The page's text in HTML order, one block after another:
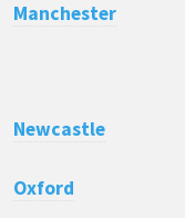
Manchester
Newcastle
Oxford